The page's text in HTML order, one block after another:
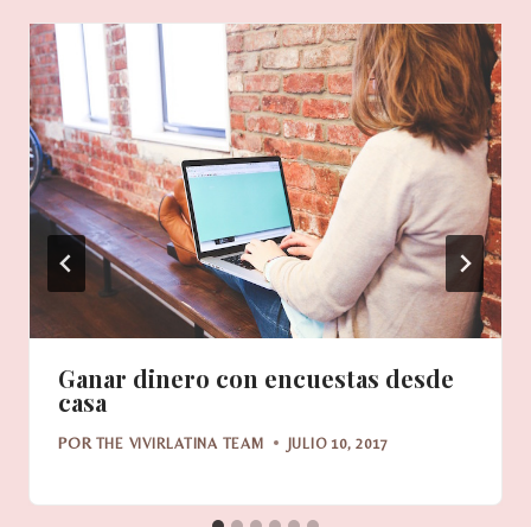
Ganar dinero con encuestas desde
casa
POR THE VIVIRLATINA TEAM JULIO 10, 2017